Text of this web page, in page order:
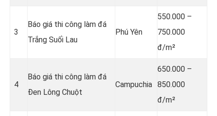
3
Báo giá thi công làm đá
Trắng Suối Lau
Phú Yên
550.000 –
750.000
đ/m²
4
Báo giá thi công làm đá
Đen Lông Chuột
Campuchia
650.000 –
850.000
đ/m²